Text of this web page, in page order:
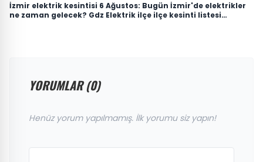
İzmir elektrik kesintisi 6 Ağustos: Bugün İzmir'de elektrikler
ne zaman gelecek? Gdz Elektrik ilçe ilçe kesinti listesi
YORUMLAR (0)
Henüz yorum yapılmamış. İlk yorumu siz yapın!